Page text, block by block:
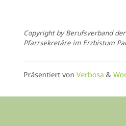
Copyright by Berufsverband
Pfarrsekretäre im Erzbistum
Präsentiert von Verbosa &